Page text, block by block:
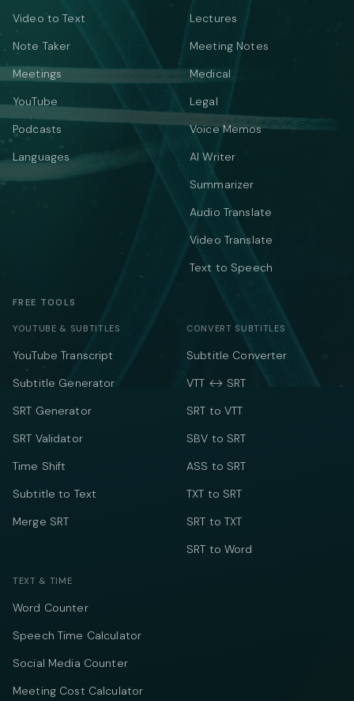
Video to Text
Note Taker
Meetings
YouTube
Podcasts
Languages
Lectures
Meeting Notes
Medical
Legal
Voice Memos
AI Writer
Summarizer
Audio Translate
Video Translate
Text to Speech
FREE TOOLS
YOUTUBE & SUBTITLES
YouTube Transcript
Subtitle Generator
SRT Generator
SRT Validator
Time Shift
Subtitle to Text
Merge SRT
CONVERT SUBTITLES
Subtitle Converter
VTT ↔ SRT
SRT to VTT
SBV to SRT
ASS to SRT
TXT to SRT
SRT to TXT
SRT to Word
TEXT & TIME
Word Counter
Speech Time Calculator
Social Media Counter
Meeting Cost Calculator